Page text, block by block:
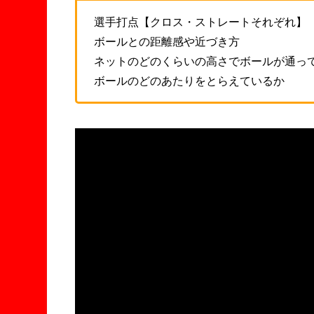
選手打点【クロス・ストレートそれぞれ】
ボールとの距離感や近づき方
ネットのどのくらいの高さでボールが通っ
ボールのどのあたりをとらえているか